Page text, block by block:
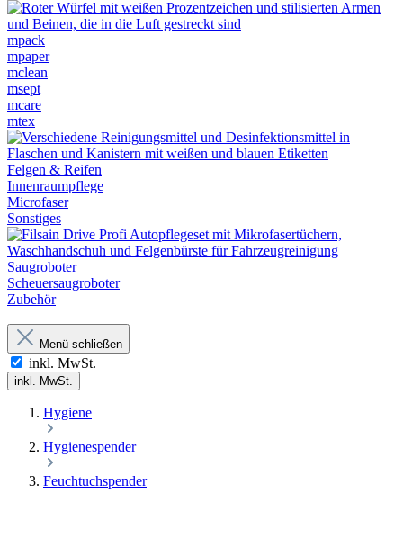
mpack
mpaper
mclean
msept
mcare
mtex
Felgen & Reifen
Innenraumpflege
Microfaser
Sonstiges
Saugroboter
Scheuersaugroboter
Zubehör
Menü schließen
inkl. MwSt.
inkl. MwSt.
Hygiene
Hygienespender
Feuchtuchspender